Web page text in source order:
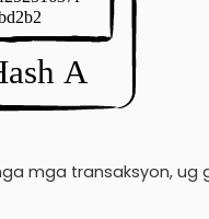
mga transaksyon, ug